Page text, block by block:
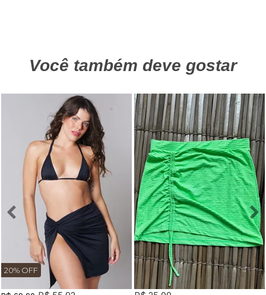
Você também deve gostar
20% OFF